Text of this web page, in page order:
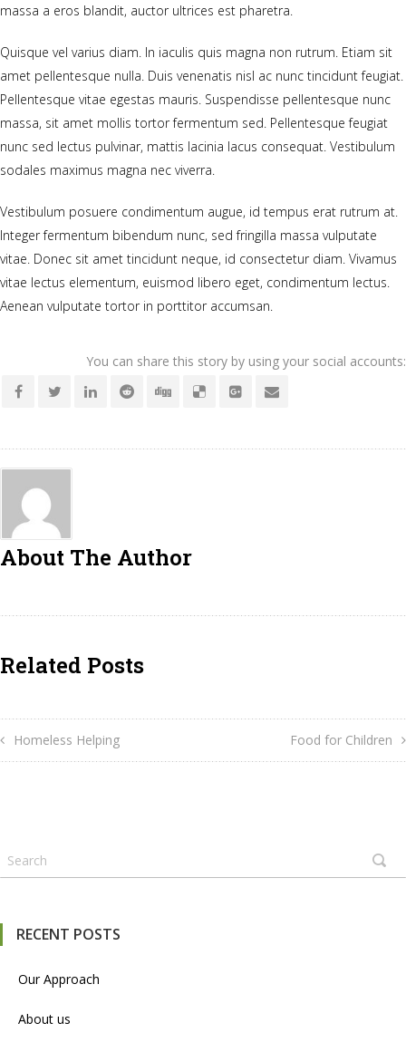
massa a eros blandit, auctor ultrices est pharetra.
Quisque vel varius diam. In iaculis quis magna non rutrum. Etiam sit
amet pellentesque nulla. Duis venenatis nisl ac nunc tincidunt feugiat.
Pellentesque vitae egestas mauris. Suspendisse pellentesque nunc
massa, sit amet mollis tortor fermentum sed. Pellentesque feugiat
nunc sed lectus pulvinar, mattis lacinia lacus consequat. Vestibulum
sodales maximus magna nec viverra.
Vestibulum posuere condimentum augue, id tempus erat rutrum at.
Integer fermentum bibendum nunc, sed fringilla massa vulputate
vitae. Donec sit amet tincidunt neque, id consectetur diam. Vivamus
vitae lectus elementum, euismod libero eget, condimentum lectus.
Aenean vulputate tortor in porttitor accumsan.
You can share this story by using your social accounts:
About The Author
Related Posts
Homeless Helping Food for Children
RECENT POSTS
Our Approach
About us